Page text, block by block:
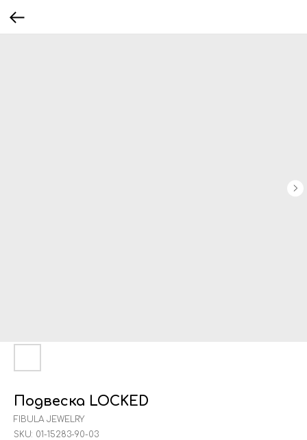
Подвеска LOCKED
FIBULA JEWELRY
SKU: 01-15283-90-03